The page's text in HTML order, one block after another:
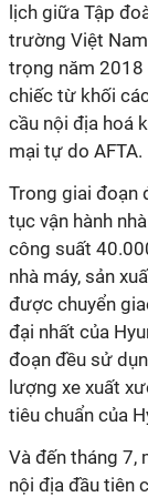
lịch giữa Tập
trường Việt
trọng năm 2018
chiếc từ khối
cầu nội địa hoá
mại tự do AFTA.
Trong giai đoạn
tục vận hành
công suất
nhà máy, sản
được chuyển
đại nhất của
đoạn đều sử
lượng xe xuất
tiêu chuẩn của
Và đến tháng 7,
nội địa đầu tiên